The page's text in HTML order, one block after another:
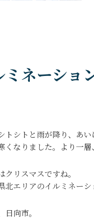
ミネーショ
トシトと雨が降り、あい
くなりました。より一層
クリスマスですね。
北エリアのイルミネーシ
日向市。